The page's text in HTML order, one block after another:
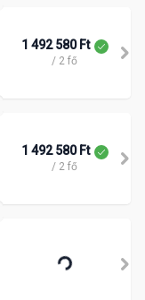
1 492 580 Ft
/ 2 fő
1 492 580 Ft
/ 2 fő